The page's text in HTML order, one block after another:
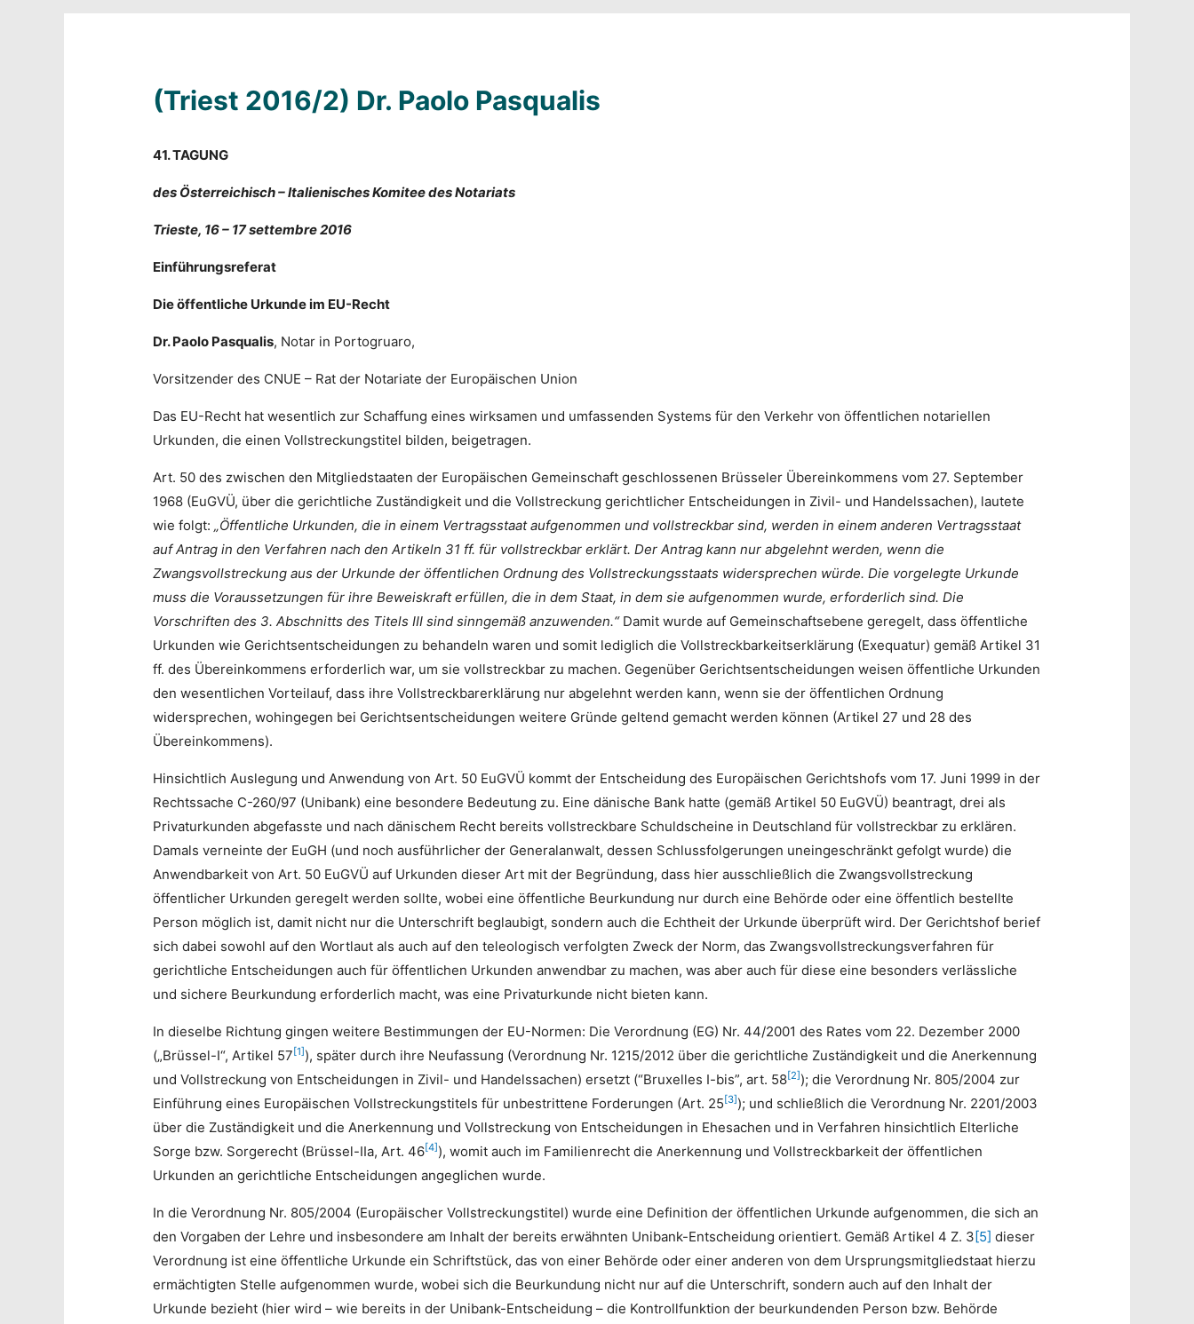
(Triest 2016/2) Dr. Paolo Pasqualis
41. TAGUNG
des Österreichisch – Italienisches Komitee des Notariats
Trieste, 16 – 17 settembre 2016
Einführungsreferat
Die öffentliche Urkunde im EU-Recht
Dr. Paolo Pasqualis, Notar in Portogruaro,
Vorsitzender des CNUE – Rat der Notariate der Europäischen Union
Das EU-Recht hat wesentlich zur Schaffung eines wirksamen und umfassenden Systems für den Verkehr von öffentlichen notariellen
Urkunden, die einen Vollstreckungstitel bilden, beigetragen.
Art. 50 des zwischen den Mitgliedstaaten der Europäischen Gemeinschaft geschlossenen Brüsseler Übereinkommens vom 27. September
1968 (EuGVÜ, über die gerichtliche Zuständigkeit und die Vollstreckung gerichtlicher Entscheidungen in Zivil- und Handelssachen), lautete
wie folgt:„Öffentliche Urkunden, die in einem Vertragsstaat aufgenommen und vollstreckbar sind, werden in einem anderen Vertragsstaat
auf Antrag in den Verfahren nach den Artikeln 31 ff. für vollstreckbar erklärt. Der Antrag kann nur abgelehnt werden, wenn die
Zwangsvollstreckung aus der Urkunde der öffentlichen Ordnung des Vollstreckungsstaats widersprechen würde. Die vorgelegte Urkunde
muss die Voraussetzungen für ihre Beweiskraft erfüllen, die in dem Staat, in dem sie aufgenommen wurde, erforderlich sind. Die
Vorschriften des 3. Abschnitts des Titels III sind sinngemäß anzuwenden.“Damit wurde auf Gemeinschaftsebene geregelt, dass öffentliche
Urkunden wie Gerichtsentscheidungen zu behandeln waren und somit lediglich die Vollstreckbarkeitserklärung (Exequatur) gemäß Artikel 31
ff. des Übereinkommens erforderlich war, um sie vollstreckbar zu machen. Gegenüber Gerichtsentscheidungen weisen öffentliche Urkunden
den wesentlichen Vorteilauf, dass ihre Vollstreckbarerklärung nur abgelehnt werden kann, wenn sie der öffentlichen Ordnung
widersprechen, wohingegen bei Gerichtsentscheidungen weitere Gründe geltend gemacht werden können (Artikel 27 und 28 des
Übereinkommens).
Hinsichtlich Auslegung und Anwendung von Art. 50 EuGVÜ kommt der Entscheidung des Europäischen Gerichtshofs vom 17. Juni 1999 in der
Rechtssache C-260/97 (Unibank) eine besondere Bedeutung zu. Eine dänische Bank hatte (gemäß Artikel 50 EuGVÜ) beantragt, drei als
Privaturkunden abgefasste und nach dänischem Recht bereits vollstreckbare Schuldscheine in Deutschland für vollstreckbar zu erklären.
Damals verneinte der EuGH (und noch ausführlicher der Generalanwalt, dessen Schlussfolgerungen uneingeschränkt gefolgt wurde) die
Anwendbarkeit von Art. 50 EuGVÜ auf Urkunden dieser Art mit der Begründung, dass hier ausschließlich die Zwangsvollstreckung
öffentlicher Urkunden geregelt werden sollte, wobei eine öffentliche Beurkundung nur durch eine Behörde oder eine öffentlich bestellte
Person möglich ist, damit nicht nur die Unterschrift beglaubigt, sondern auch die Echtheit der Urkunde überprüft wird. Der Gerichtshof berief
sich dabei sowohl auf den Wortlaut als auch auf den teleologisch verfolgten Zweck der Norm, das Zwangsvollstreckungsverfahren für
gerichtliche Entscheidungen auch für öffentlichen Urkunden anwendbar zu machen, was aber auch für diese eine besonders verlässliche
und sichere Beurkundung erforderlich macht, was eine Privaturkunde nicht bieten kann.
In dieselbe Richtung gingen weitere Bestimmungen der EU-Normen: Die Verordnung (EG) Nr. 44/2001 des Rates vom 22. Dezember 2000
(„Brüssel-I“, Artikel 57 [1] ), später durch ihre Neufassung (Verordnung Nr. 1215/2012 über die gerichtliche Zuständigkeit und die Anerkennung
und Vollstreckung von Entscheidungen in Zivil- und Handelssachen) ersetzt (“Bruxelles I-bis”, art. 58[2] ); die Verordnung Nr. 805/2004 zur
Einführung eines Europäischen Vollstreckungstitels für unbestrittene Forderungen (Art. 25 [3] ); und schließlich die Verordnung Nr. 2201/2003
über die Zuständigkeit und die Anerkennung und Vollstreckung von Entscheidungen in Ehesachen und in Verfahren hinsichtlich Elterliche
Sorge bzw. Sorgerecht (Brüssel-IIa, Art. 46[4] ), womit auch im Familienrecht die Anerkennung und Vollstreckbarkeit der öffentlichen
Urkunden an gerichtliche Entscheidungen angeglichen wurde.
In die Verordnung Nr. 805/2004 (Europäischer Vollstreckungstitel) wurde eine Definition der öffentlichen Urkunde aufgenommen, die sich an
den Vorgaben der Lehre und insbesondere am Inhalt der bereits erwähnten Unibank-Entscheidung orientiert. Gemäß Artikel 4 Z. 3[5] dieser
Verordnung ist eine öffentliche Urkunde ein Schriftstück, das von einer Behörde oder einer anderen von dem Ursprungsmitgliedstaat hierzu
ermächtigten Stelle aufgenommen wurde, wobei sich die Beurkundung nicht nur auf die Unterschrift, sondern auch auf den Inhalt der
Urkunde bezieht (hier wird – wie bereits in der Unibank-Entscheidung – die Kontrollfunktion der beurkundenden Person bzw. Behörde